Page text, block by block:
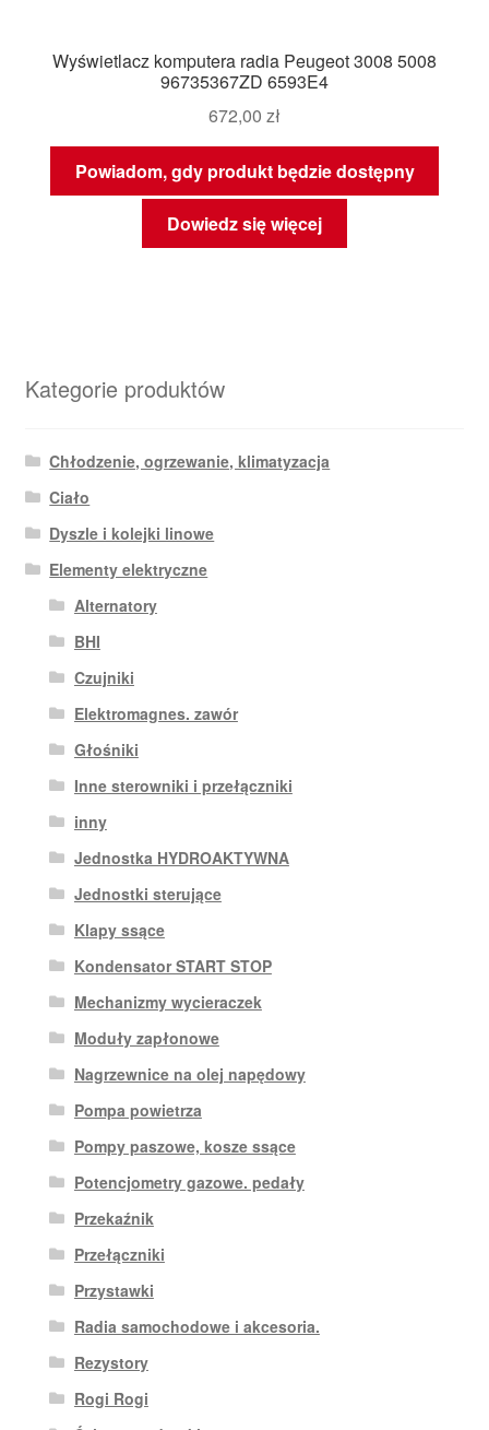
Wyświetlacz komputera radia Peugeot 3008 5008
96735367ZD 6593E4
672,00 zł
Powiadom, gdy produkt będzie dostępny
Dowiedz się więcej
Kategorie produktów
Chłodzenie, ogrzewanie, klimatyzacja
Ciało
Dyszle i kolejki linowe
Elementy elektryczne
Alternatory
BHI
Czujniki
Elektromagnes. zawór
Głośniki
Inne sterowniki i przełączniki
inny
Jednostka HYDROAKTYWNA
Jednostki sterujące
Klapy ssące
Kondensator START STOP
Mechanizmy wycieraczek
Moduły zapłonowe
Nagrzewnice na olej napędowy
Pompa powietrza
Pompy paszowe, kosze ssące
Potencjometry gazowe. pedały
Przekaźnik
Przełączniki
Przystawki
Radia samochodowe i akcesoria.
Rezystory
Rogi Rogi